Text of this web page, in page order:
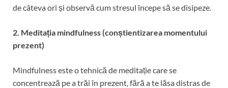
de câteva ori și observă cum stresul începe să se disipeze.
2. Meditația mindfulness (conștientizarea momentului
prezent)
Mindfulness este o tehnică de meditație care se
concentrează pe a trăi în prezent, fără a te lăsa distras de